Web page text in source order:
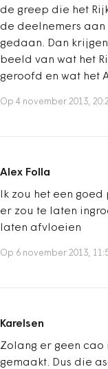
de greep die het
de deelnemers aan
gedaan. Dan
beeld van wat het
geroofd en wat het
Op 4 november 2013,
Alex Folla
Ik zou het een
er zou te laten
laten afvloeien
Op 6 november 2013,
Karelsen
Zolang er geen cao
gemaakt. Dus die